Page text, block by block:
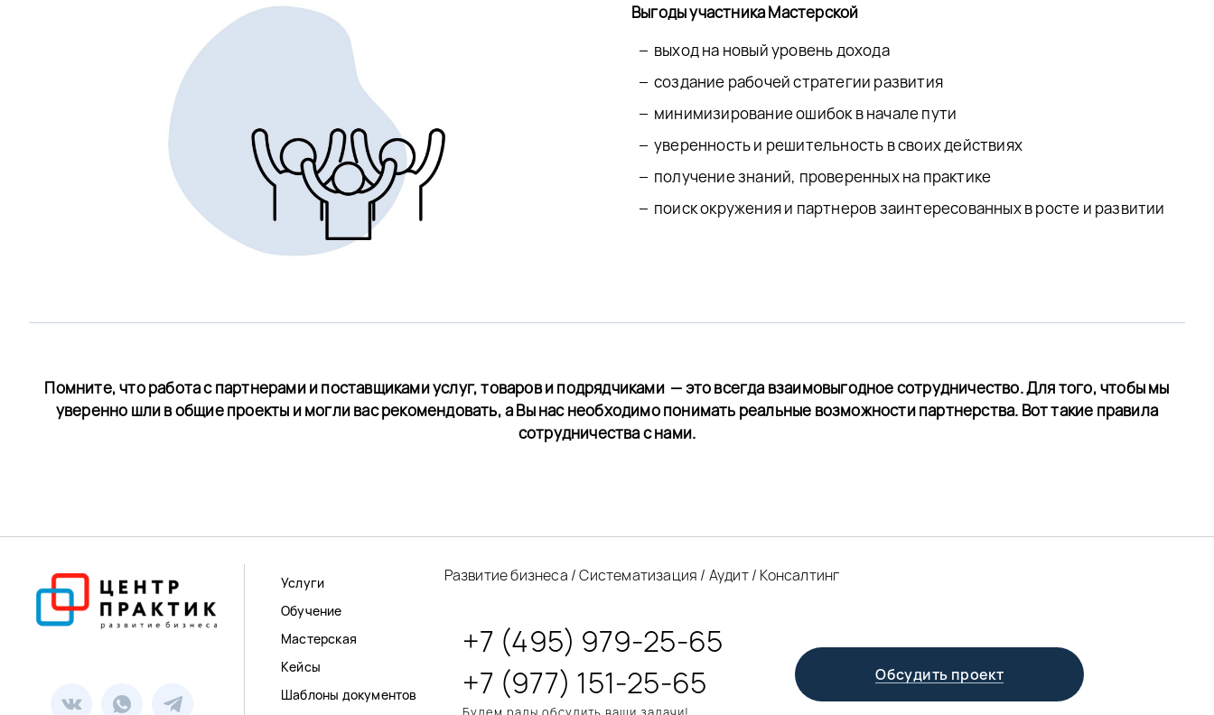
Выгоды участника Мастерской
выход на новый уровень дохода
создание рабочей стратегии развития
минимизирование ошибок в начале пути
уверенность и решительность в своих действиях
получение знаний, проверенных на практике
поиск окружения и партнеров заинтересованных в росте и развитии
Помните, что работа с партнерами и поставщиками услуг, товаров и подрядчиками — это всегда взаимовыгодное сотрудничество. Для того, чтобы мы
уверенно шли в общие проекты и могли вас рекомендовать, а Вы нас необходимо понимать реальные возможности партнерства. Вот такие правила
сотрудничества с нами.
Услуги
Обучение
Мастерская
Кейсы
Шаблоны документов
Развитие бизнеса / Систематизация / Аудит / Консалтинг
+7 (495) 979-25-65
+7 (977) 151-25-65
Обсудить проект